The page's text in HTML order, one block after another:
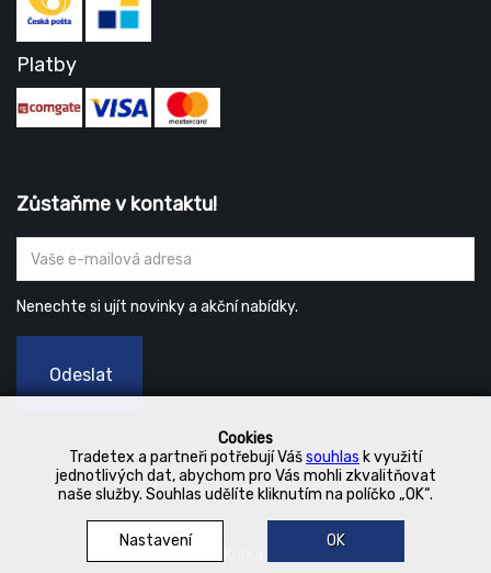
Cookies
Tradetex a partneři potřebují Vášsouhlas k využití
jednotlivých dat, abychom pro Vás mohli zkvalitňovat
naše služby. Souhlas udělíte kliknutím na políčko „OK“.
Nastavení OK
Platby
Zůstaňme v kontaktu!
Nenechte si ujít novinky a akční nabídky.
Odeslat